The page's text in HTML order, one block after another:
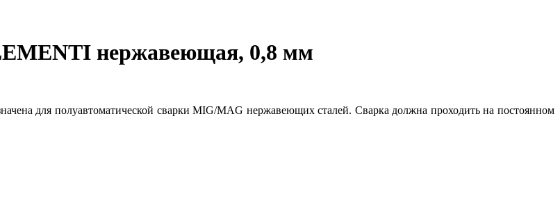
нержавеющая, 0,8 мм
для полуавтоматической сварки MIG/MAG нержавеющих сталей. Сварка должна проходить на постоянном